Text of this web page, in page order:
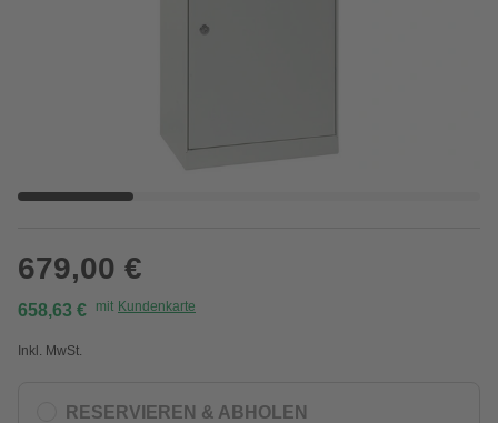
679,00 €
658,63 € mit Kundenkarte
Inkl. MwSt.
RESERVIEREN & ABHOLEN